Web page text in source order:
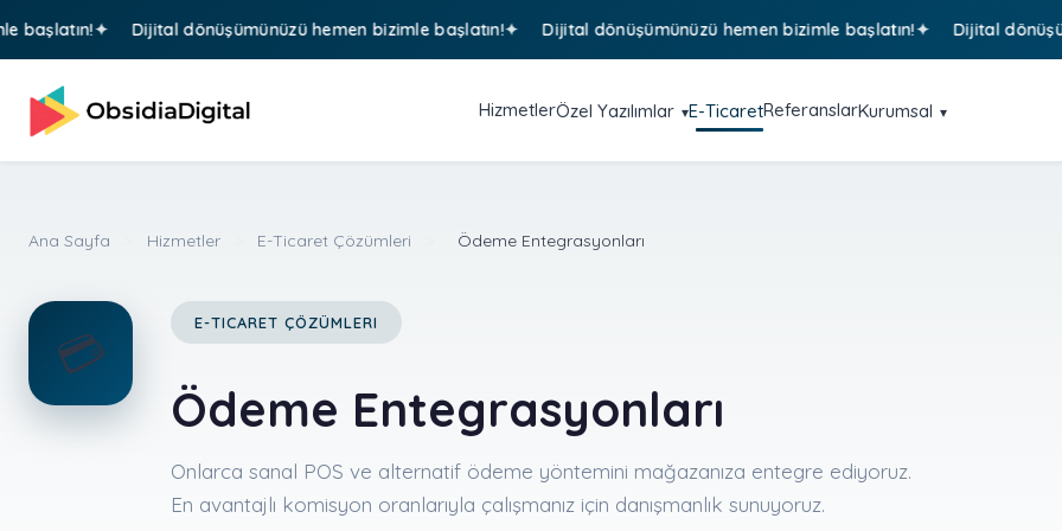
Dijital dönüşümünüzü hemen bizimle başlatın! Dijital dönüşümünüzü hemen bizimle başlatın! Dijital
HizmetlerÖzel Yazılımlar E-TicaretReferanslarKurumsal
Ana Sayfa Hizmetler E-Ticaret Çözümleri Ödeme Entegrasyonları
💳
E-TICARET ÇÖZÜMLERI
Ödeme Entegrasyonları
Onlarca sanal POS ve alternatif ödeme yöntemini mağazanıza entegre ediyoruz.
En avantajlı komisyon oranlarıyla çalışmanız için danışmanlık sunuyoruz.